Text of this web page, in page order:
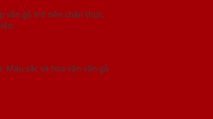
vân gỗ trở nên chân thực,
sắc và hoa văn vân gỗ